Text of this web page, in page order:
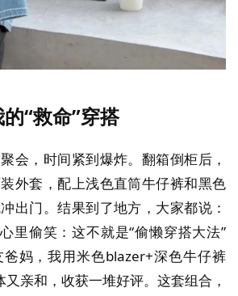
“救命”穿搭
会，时间紧到爆炸。翻箱倒柜后，
外套，配上浅色直筒牛仔裤和黑色
出门。结果到了地方，大家都说：
里偷笑：这不就是“偷懒穿搭大法”
妈，我用米色blazer+深色牛仔裤
亲和，收获一堆好评。这套组合，